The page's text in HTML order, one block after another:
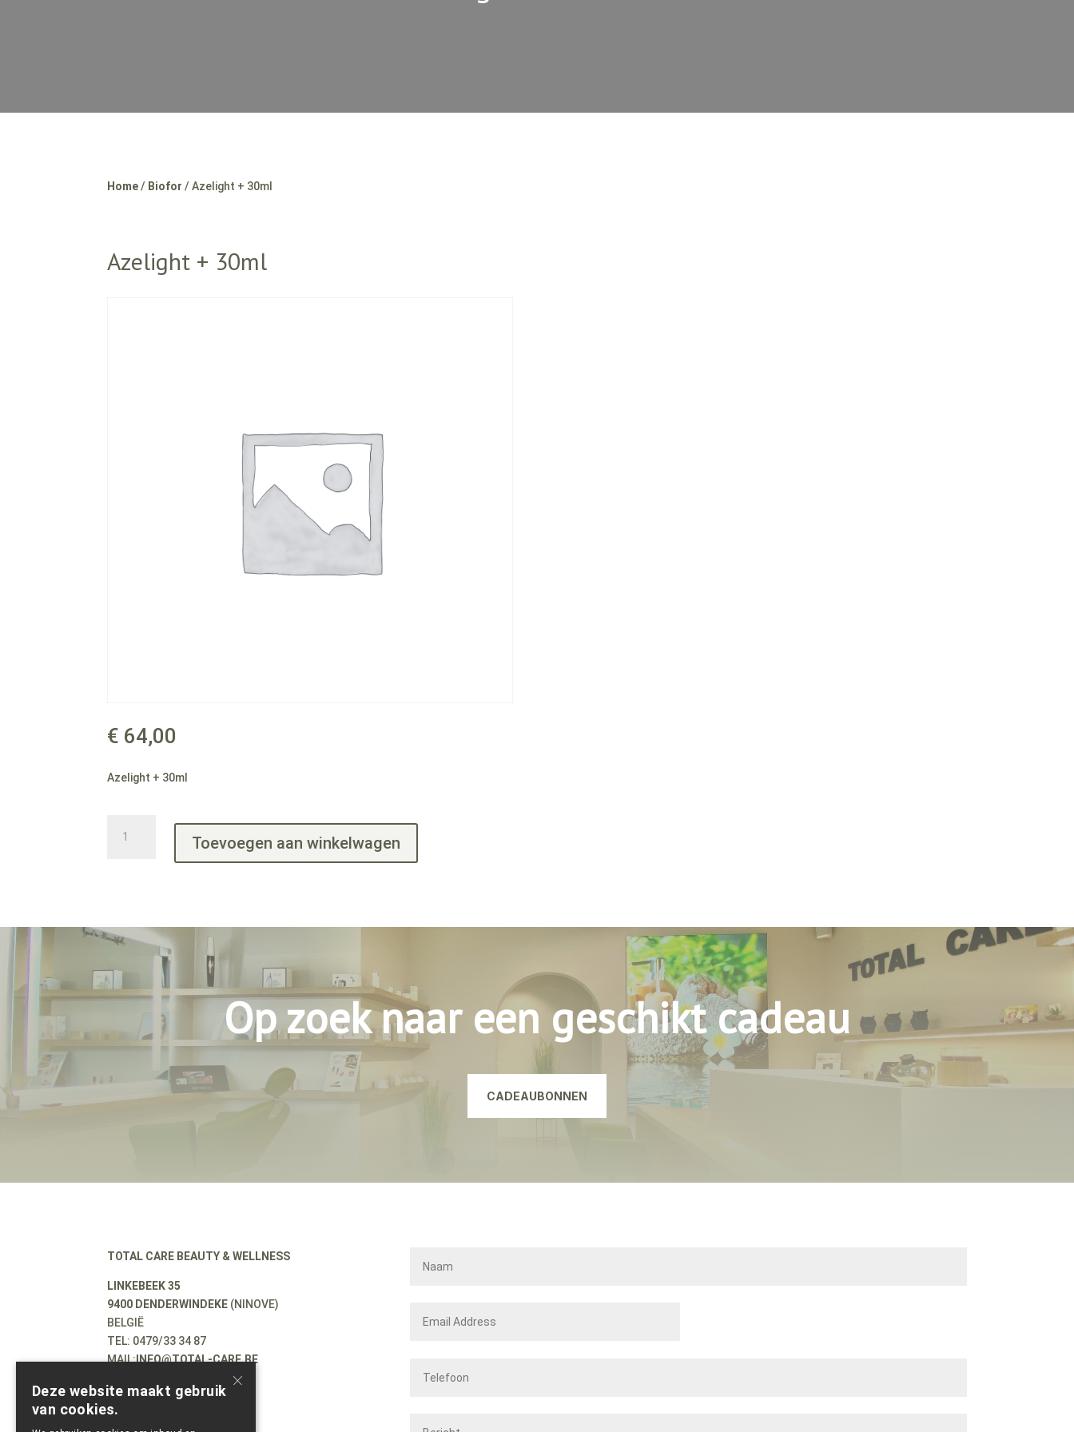
Home/ Biofor / Azelight + 30ml
Azelight + 30ml
€ 64,00
Azelight + 30ml
Toevoegen aan winkelwagen
Op zoek naar een geschikt cadeau
CADEAUBONNEN
TOTAL CARE BEAUTY & WELLNESS
LINKEBEEK 35
9400 DENDERWINDEKE (NINOVE)
BELGIË
TEL: 0479/33 34 87
MAIL:INFO@TOTAL-CARE.BE
×
Deze website maakt gebruik
van cookies.